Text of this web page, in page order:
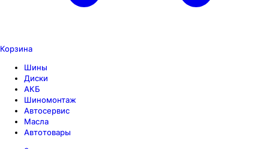
Корзина
Шины
Диски
АКБ
Шиномонтаж
Автосервис
Масла
Автотовары